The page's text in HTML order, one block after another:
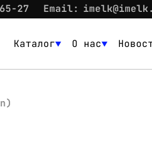
27 Email:
Каталог О нас